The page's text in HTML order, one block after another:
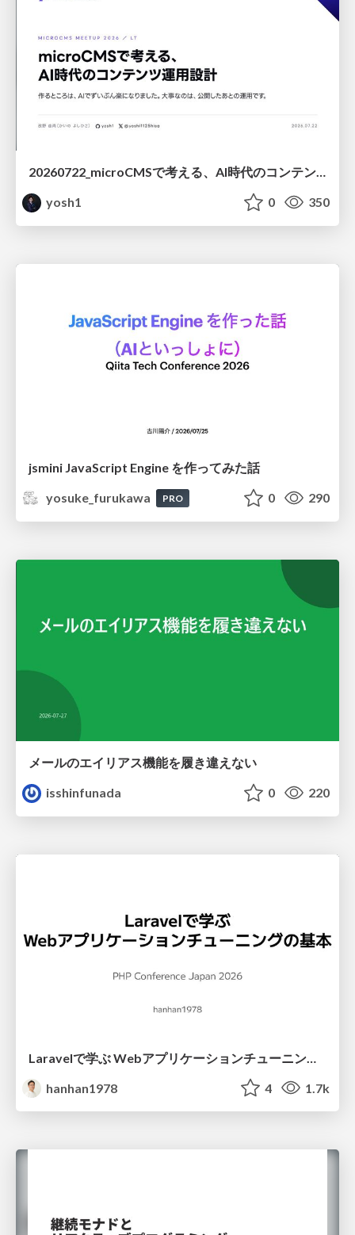
20260722_microCMSで考える、AI時代のコンテンツ運用設計
yosh1
0 350
jsmini JavaScript Engine を作ってみた話
yosuke_furukawa
PRO 0 290
メールのエイリアス機能を履き違えない
isshinfunada
0 220
hanhan1978
4 1.7k